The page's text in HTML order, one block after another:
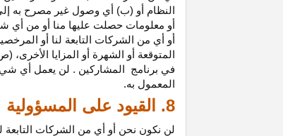
النظام أو (ب) أي وصول غير مصرح به
أو معلومات حصلت عليها منا أو من
أو أي من الشركات التابعة لنا أو
المتوقعة أو الشهرة أو المزايا
الأخرى،
في برنامج المشاركين . لن يعمل أي
المعمول به.
8. القيود على المسؤولية
لن نكون نحن أو أي من الشركات التابعة